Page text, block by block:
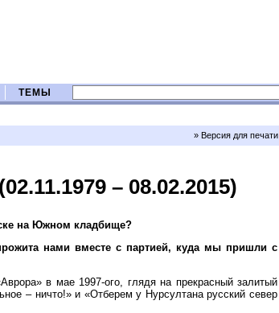
ТЕМЫ
» Версия для печати
– 08.02.2015)
на Южном кладбище?
нами вместе с партией, куда мы пришли с
в мае 1997-ого, глядя на прекрасный залитый
– ничто!» и «Отберем у Нурсултана русский север